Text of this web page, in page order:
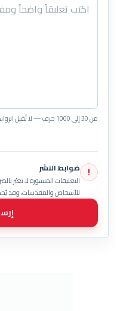
من 30 إلى 1000 حرف — لا تُقبل الروابط أو أكواد HTML.
! ضوابط النشر
التعليقات المنشورة لا تعبّر
للأشخاص والمقدسات، وقد